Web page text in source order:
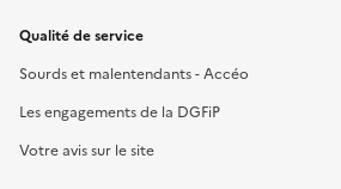
Qualité de service
Sourds et malentendants - Accéo
Les engagements de la DGFiP
Votre avis sur le site